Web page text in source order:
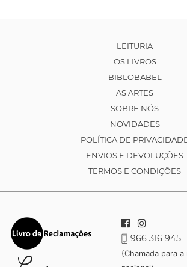
LEITURIA
OS LIVROS
BIBLOBABEL
AS ARTES
SOBRE NÓS
NOVIDADES
POLÍTICA DE
ENVIOS E DEVOLUÇÕES
TERMOS E CONDIÇÕES
966 316 945
(Chamada para a